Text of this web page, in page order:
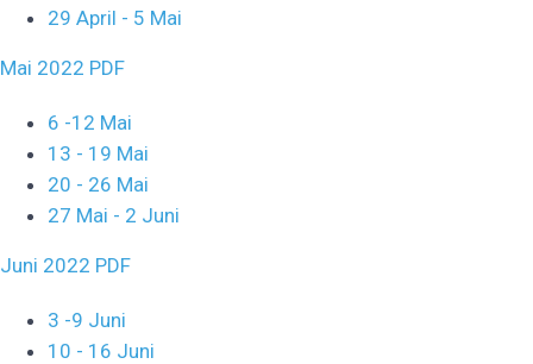
29 April - 5 Mai
Mai 2022 PDF
6 -12 Mai
13 - 19 Mai
20 - 26 Mai
27 Mai - 2 Juni
Juni 2022 PDF
3 -9 Juni
10 - 16 Juni